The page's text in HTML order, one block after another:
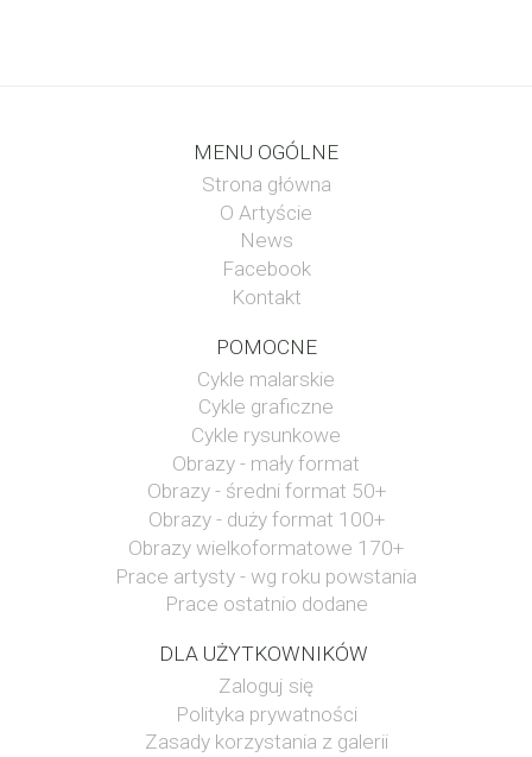
MENU OGÓLNE
Strona główna
O Artyście
News
Facebook
Kontakt
POMOCNE
Cykle malarskie
Cykle graficzne
Cykle rysunkowe
Obrazy - mały format
Obrazy - średni format 50+
Obrazy - duży format 100+
Obrazy wielkoformatowe 170+
Prace artysty - wg roku powstania
Prace ostatnio dodane
DLA UŻYTKOWNIKÓW
Zaloguj się
Polityka prywatności
Zasady korzystania z galerii